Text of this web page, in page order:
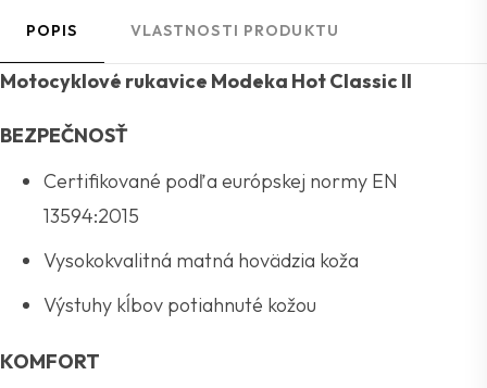
POPIS VLASTNOSTI PRODUKTU
Motocyklové rukavice Modeka Hot Classic II
BEZPEČNOSŤ
Certifikované podľa európskej normy EN
13594:2015
Vysokokvalitná matná hovädzia koža
Výstuhy kĺbov potiahnuté kožou
KOMFORT